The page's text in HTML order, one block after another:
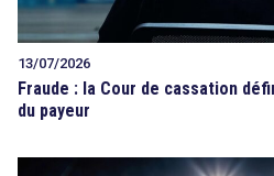
13/07/2026
Fraude : la Cour de cassation
du payeur